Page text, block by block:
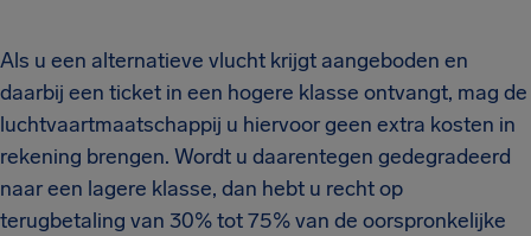
Als u een alternatieve vlucht krijgt aangeboden en
daarbij een ticket in een hogere klasse ontvangt, mag de
luchtvaartmaatschappij u hiervoor geen extra kosten in
rekening brengen. Wordt u daarentegen gedegradeerd
naar een lagere klasse, dan hebt u recht op
terugbetaling van 30% tot 75% van de oorspronkelijke